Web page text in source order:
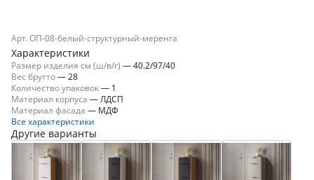
Арт. ОП-08-белый-структурный-меренга
Характеристики
Размер изделия см (ш/в/г) —40.2/97/40
Вес брутто— 28
Количество упаковок— 1
Материал корпуса — ЛДСП
Материал фасада — МДФ
Все характеристики
Другие варианты